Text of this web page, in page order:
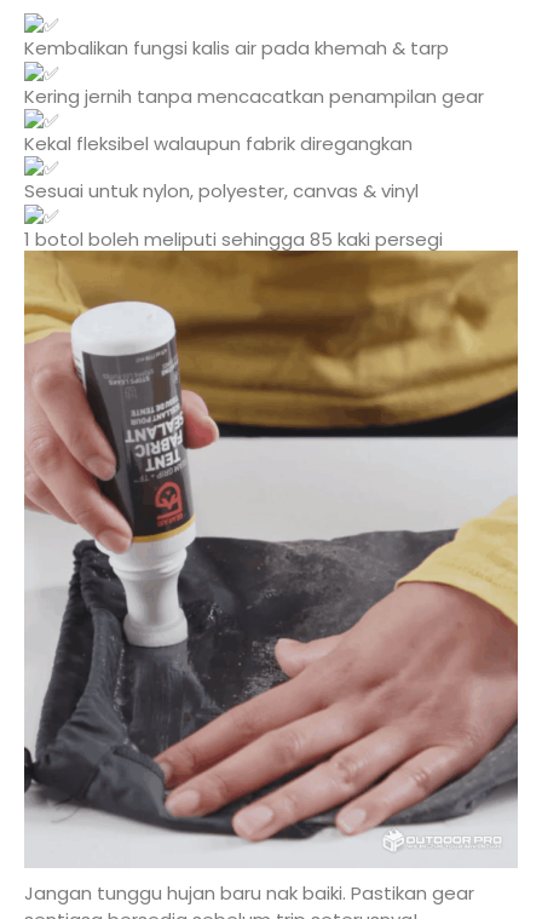
Kembalikan fungsi kalis air pada khemah & tarp
Kering jernih tanpa mencacatkan penampilan gear
Kekal fleksibel walaupun fabrik diregangkan
Sesuai untuk nylon, polyester, canvas & vinyl
1 botol boleh meliputi sehingga 85 kaki persegi
Jangan tunggu hujan baru nak baiki. Pastikan gear